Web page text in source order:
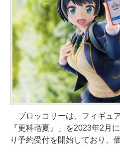
ブロッコリーは、フィギュ
『更科瑠夏』」を2023年2月
り予約受付を開始しており、